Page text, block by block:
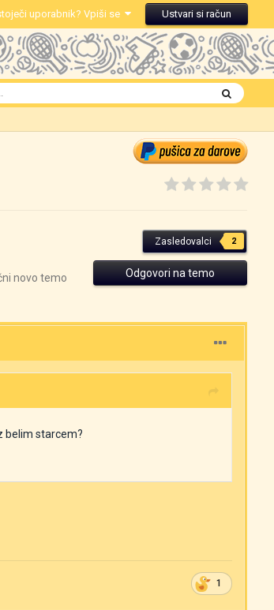
uporabnik? Vpiši se Ustvari si račun
Zasledovalci 2
Odgovori na temo
novo temo
belim starcem?
1